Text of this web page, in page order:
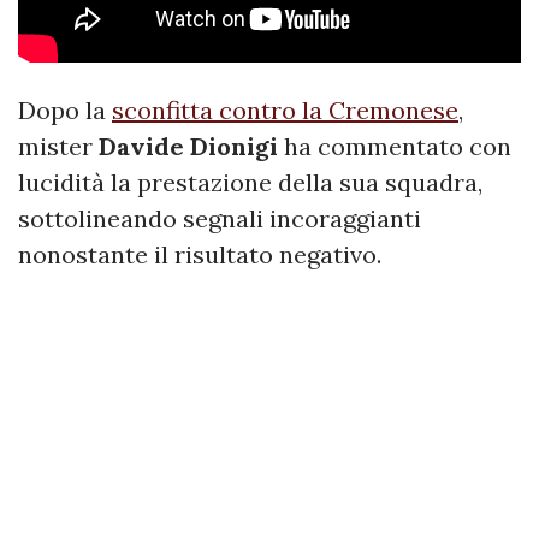
Dopo la sconfitta contro la Cremonese,
mister Davide Dionigi ha commentato con
lucidità la prestazione della sua squadra,
sottolineando segnali incoraggianti
nonostante il risultato negativo.